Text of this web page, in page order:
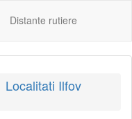
Distante rutiere
Localitati Ilfov